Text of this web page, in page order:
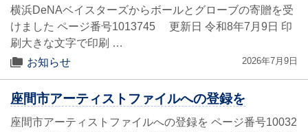
横浜DeNAベイスターズからボールとグローブの寄贈を受
けました ページ番号1013745 更新日 令和8年7月9日 印
刷大きな文字で印刷 …
お知らせ
2026年7月9日
座間市アーティストファイルへの登録を
座間市アーティストファイルへの登録を ページ番号10032